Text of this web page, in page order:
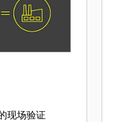
现场验证